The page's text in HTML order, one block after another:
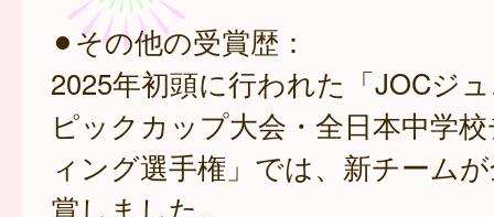
⚫︎その他の受賞歴：
2025年初頭に行われた「JOCジ
ピックカップ大会・全日本中学
ィング選手権」では、新チーム
賞しました。